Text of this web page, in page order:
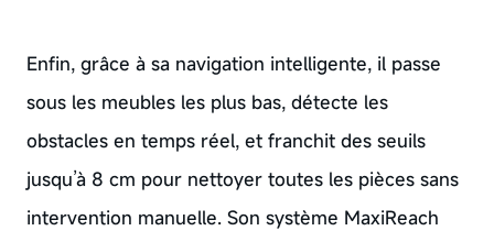
Enfin, grâce à sa navigation intelligente, il passe
sous les meubles les plus bas, détecte les
obstacles en temps réel, et franchit des seuils
jusqu’à 8 cm pour nettoyer toutes les pièces sans
intervention manuelle. Son système MaxiReach